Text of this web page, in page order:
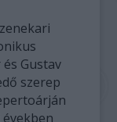
Gustav
szerep